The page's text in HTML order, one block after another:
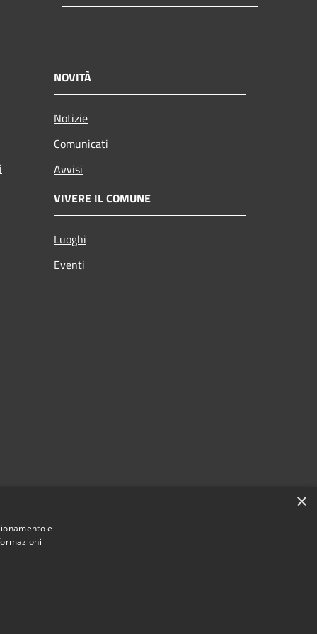
NOVITÀ
Notizie
Comunicati
Avvisi
VIVERE IL COMUNE
Luoghi
Eventi
×
e